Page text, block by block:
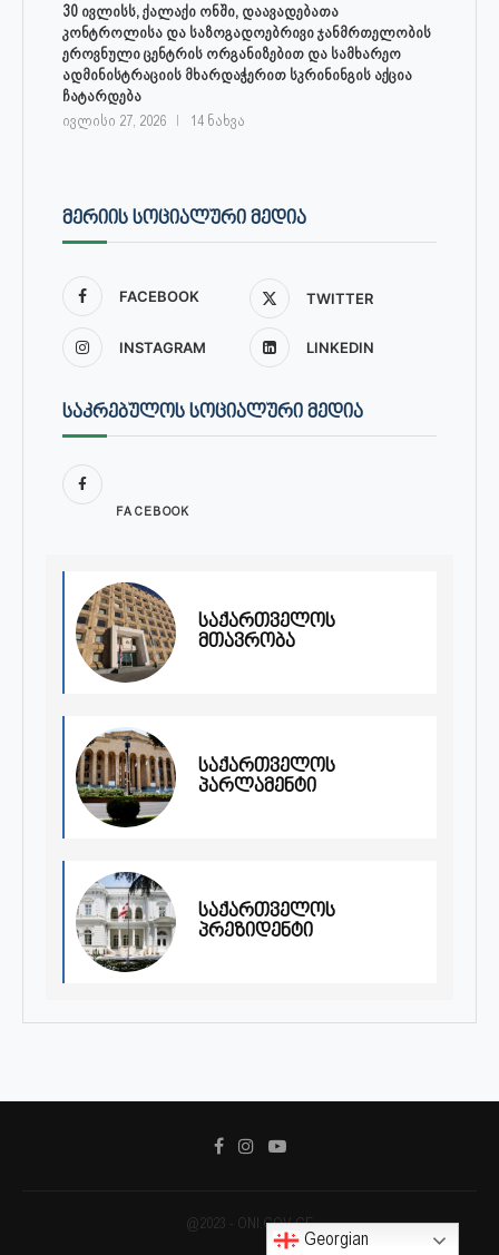
30 ივლისს, ქალაქი ონში, დაავადებათა
კონტროლისა და საზოგადოებრივი ჯანმრთელობის
ეროვნული ცენტრის ორგანიზებით და სამხარეო
ადმინისტრაციის მხარდაჭერით სკრინინგის აქცია
ჩატარდება
ივლისი 27, 2026 14 ნახვა
ᲛᲔᲠᲘᲘᲡ ᲡᲝᲪᲘᲐᲚᲣᲠᲘ ᲛᲔᲓᲘᲐ
FACEBOOK TWITTER
INSTAGRAM LINKEDIN
ᲡᲐᲙᲠᲔᲑᲣᲚᲝᲡ ᲡᲝᲪᲘᲐᲚᲣᲠᲘ ᲛᲔᲓᲘᲐ
FACEBOOK
საქართველოს
მთავრობა
საქართველოს
პარლამენტი
საქართველოს
პრეზიდენტი
@2023 - ONI.GOV.GE
Georgian